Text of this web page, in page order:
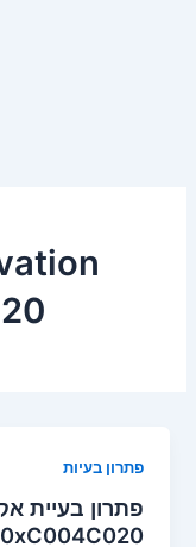
פתרון בעיות
פתרון בעיית
0xC004C020